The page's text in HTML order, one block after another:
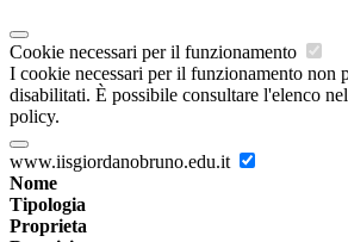
Cookie necessari per il funzionamento
I cookie necessari per il funzionamento non
disabilitati. È possibile consultare l'elenco
policy.
www.iisgiordanobruno.edu.it
Nome
Tipologia
Proprieta